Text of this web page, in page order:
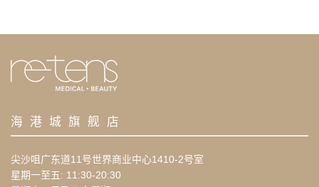
海港城旗舰店
尖沙咀广东道11号世界商业中心1410-2号室
星期一至五: 11:30-20:30